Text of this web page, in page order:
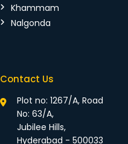
Khammam
Nalgonda
Contact Us
Plot no: 1267/A, Road
No: 63/A,
Jubilee Hills,
Hyderabad - 500033